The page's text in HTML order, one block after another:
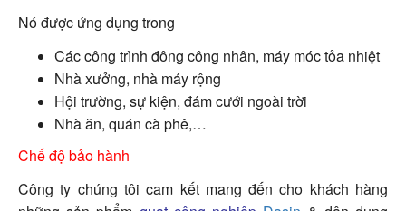
Nó được ứng dụng trong
Các công trình đông công nhân, máy móc tỏa nhiệt
Nhà xưởng, nhà máy rộng
Hội trường, sự kiện, đám cưới ngoài trời
Nhà ăn, quán cà phê,…
Chế độ bảo hành
Công ty chúng tôi cam kết mang đến cho khách hàng